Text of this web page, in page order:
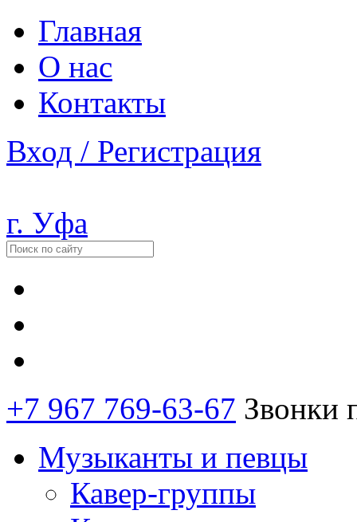
Главная
О нас
Контакты
Вход / Регистрация
г. Уфа
+7 967 769-63-67 Звонки
Музыканты и певцы
Кавер-группы